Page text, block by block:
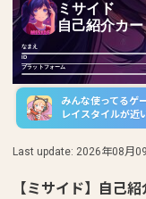
ミサイド
自己紹介カ
なまえ
ID
プラットフォーム
みんな使ってるゲ
レイスタイルが近
Last update: 2026年08月
【ミサイド】自己